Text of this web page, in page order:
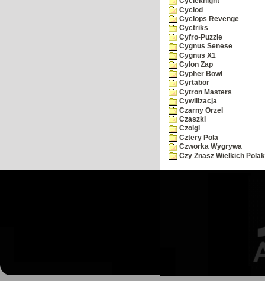
Cyclod
Cyclops Revenge
Cyctriks
Cyfro-Puzzle
Cygnus Senese
Cygnus X1
Cylon Zap
Cypher Bowl
Cyrtabor
Cytron Masters
Cywilizacja
Czarny Orzel
Czaszki
Czolgi
Cztery Pola
Czworka Wygrywa
Czy Znasz Wielkich